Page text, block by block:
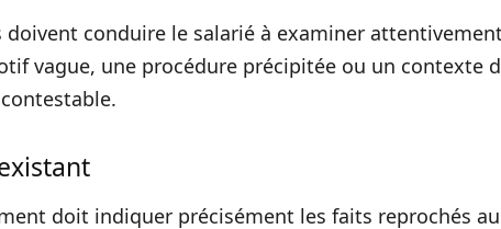
doivent conduire le salarié à examiner
vague, une procédure précipitée ou un contexte
doit indiquer précisément les faits reprochés